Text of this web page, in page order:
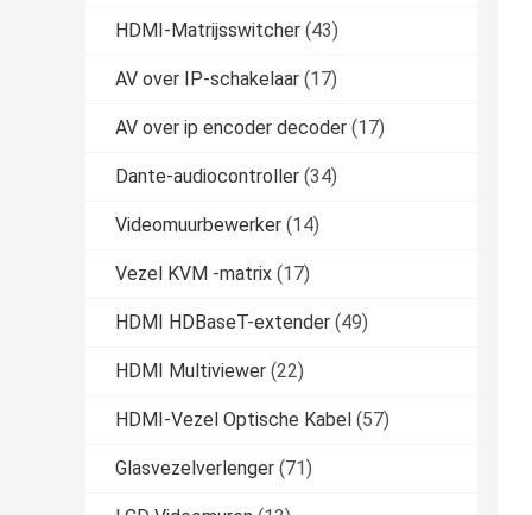
HDMI-Matrijsswitcher (43)
AV over IP-schakelaar (17)
AV over ip encoder decoder (17)
Dante-audiocontroller (34)
Videomuurbewerker (14)
Vezel KVM -matrix (17)
HDMI HDBaseT-extender (49)
HDMI Multiviewer (22)
HDMI-Vezel Optische Kabel (57)
Glasvezelverlenger (71)